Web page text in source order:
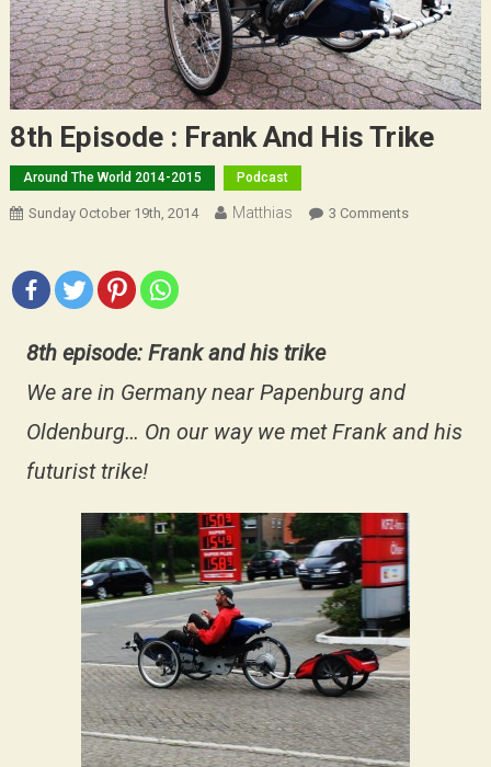
8th Episode : Frank And His Trike
Around The World 2014-2015 Podcast
Sunday October 19th, 2014 Matthias 3 CommentsOn
8th episode: Frank and his trike
We are in Germany near Papenburg and
Oldenburg… On our way we met Frank and his
futurist trike!